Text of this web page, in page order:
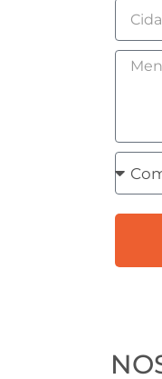
Cidade
Como